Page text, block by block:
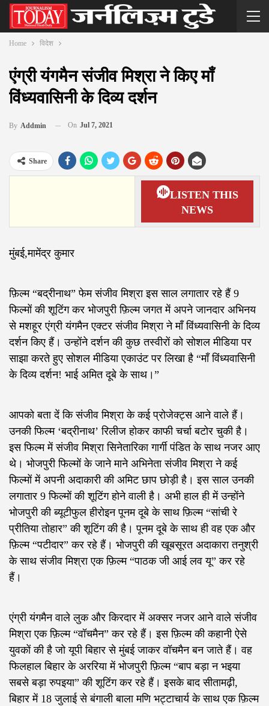
Home विदेश
एंग्री यंगमैन संजीव मिश्रा ने किए माँ
विंध्यवासिनी के दिव्य दर्शन
By Addmin On Jul 7, 2021
Share
LISTEN THIS
NEWS
मुंबई,मामेंद्र कुमार
फ़िल्म “बद्रीनाथ” फेम संजीव मिश्रा इस साल लगातार रहे हैं 9
फिल्मों की शूटिंग कर भोजपुरी फ़िल्म जगत में अपने जानदार अभिनय
से मशहूर एंग्री यंगमैन एक्टर संजीव मिश्रा ने माँ विंध्यवासिनी के दिव्य
दर्शन किए हैं। उन्होंने दर्शन की कुछ तस्वीरों को सोशल मीडिया पर
साझा करते हुए सोशल मीडिया एकाउंट पर लिखा है “माँ विंध्यवासिनी
के दिव्य दर्शन! भाई अमित दूबे के साथ।”
आपको बता दें कि संजीव मिश्रा के कई प्रोजेक्ट्स आने वाले हैं।
उनकी फिल्म ‘बद्रीनाथ’ रिलीज होकर काफी चर्चा बटोर चुकी है।
इस फिल्म में संजीव मिश्रा सिनेतारिका गार्गी पंडित के साथ नजर आए
थे। भोजपुरी फिल्मों के जाने माने अभिनेता संजीव मिश्रा ने कई
फिल्मों में अपनी अदाकारी की अमिट छाप छोड़ी है। इस साल उनकी
लगातार 9 फिल्मों की शूटिंग होने वाली है। अभी हाल ही में उन्होंने
भोजपुरी की ब्यूटीफुल हीरोइन पूनम दूबे के साथ फ़िल्म “सांची रे
प्रीतिया तोहार” की शूटिंग की है। पूनम दूबे के साथ ही वह एक और
फ़िल्म “पटीदार” कर रहे हैं। भोजपुरी की खूबसूरत अदाकारा तनुश्री
के साथ संजीव मिश्रा एक फ़िल्म “पाठक जी आई लव यू” कर रहे
हैं।
एंग्री यंगमैन वाले लुक और किरदार में अक्सर नजर आने वाले संजीव
मिश्रा एक फ़िल्म “वॉचमैन” कर रहे हैं। इस फ़िल्म की कहानी ऐसे
युवकों की है जो यूपी बिहार से मुंबई जाकर वॉचमैन बन जाते हैं। वह
फिलहाल बिहार के अररिया में भोजपुरी फ़िल्म “बाप बड़ा न भइया
सबसे बड़ा रुपइया” की शूटिंग कर रहे हैं। इसके बाद सीतामढ़ी,
बिहार में 18 जुलाई से बंगाली बाला मणि भट्टाचार्य के साथ एक फ़िल्म